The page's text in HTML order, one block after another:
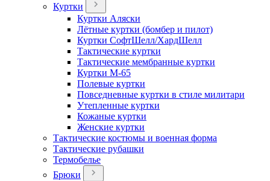
Куртки
Куртки Аляски
Лётные куртки (бомбер и пилот)
Куртки СофтШелл/ХардШелл
Тактические куртки
Тактические мембранные куртки
Куртки М-65
Полевые куртки
Повседневные куртки в стиле милитари
Утепленные куртки
Кожаные куртки
Женские куртки
Тактические костюмы и военная форма
Тактические рубашки
Термобелье
Брюки